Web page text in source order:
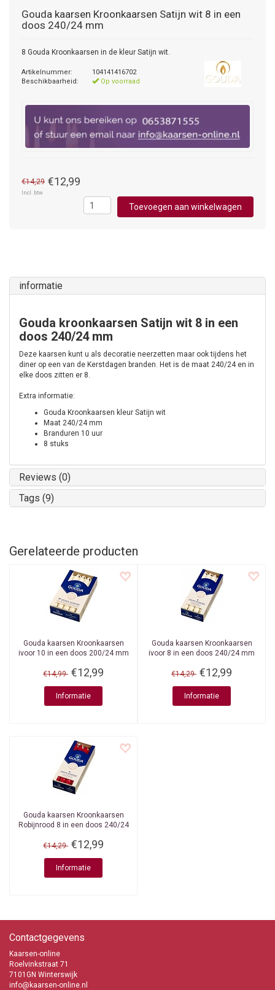
Gouda kaarsen Kroonkaarsen Satijn wit 8 in een
doos 240/24 mm
8 Gouda Kroonkaarsen in de kleur Satijn wit.
Artikelnummer:
104141416702
Beschikbaarheid:
Op voorraad
€14,29 €12,99
Incl. btw
Toevoegen aan winkelwagen
informatie
Gouda kroonkaarsen Satijn wit 8 in een
doos 240/24 mm
Deze kaarsen kunt u als decoratie neerzetten maar ook tijdens het
diner op een van de Kerstdagen branden. Het is de maat 240/24 en in
elke doos zitten er 8.
Extra informatie:
Gouda Kroonkaarsen kleur Satijn wit
Maat 240/24 mm
Branduren 10 uur
8 stuks
Reviews (0)
Tags (9)
Gerelateerde producten
Gouda kaarsen Kroonkaarsen
ivoor 10 in een doos 200/24 mm
€14,99 €12,99
Informatie
Gouda kaarsen Kroonkaarsen
ivoor 8 in een doos 240/24 mm
€14,29 €12,99
Informatie
Gouda kaarsen Kroonkaarsen
Robijnrood 8 in een doos 240/24
€14,29 €12,99
Informatie
Contactgegevens
Kaarsen-online
Roelvinkstraat 71
7101GN Winterswijk
info@kaarsen-online.nl